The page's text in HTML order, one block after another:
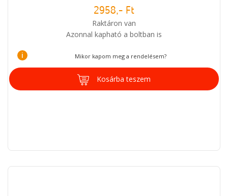
2958,- Ft
Raktáron van
Azonnal kapható a boltban is
i Mikor kapom meg a rendelésem?
Kosárba teszem